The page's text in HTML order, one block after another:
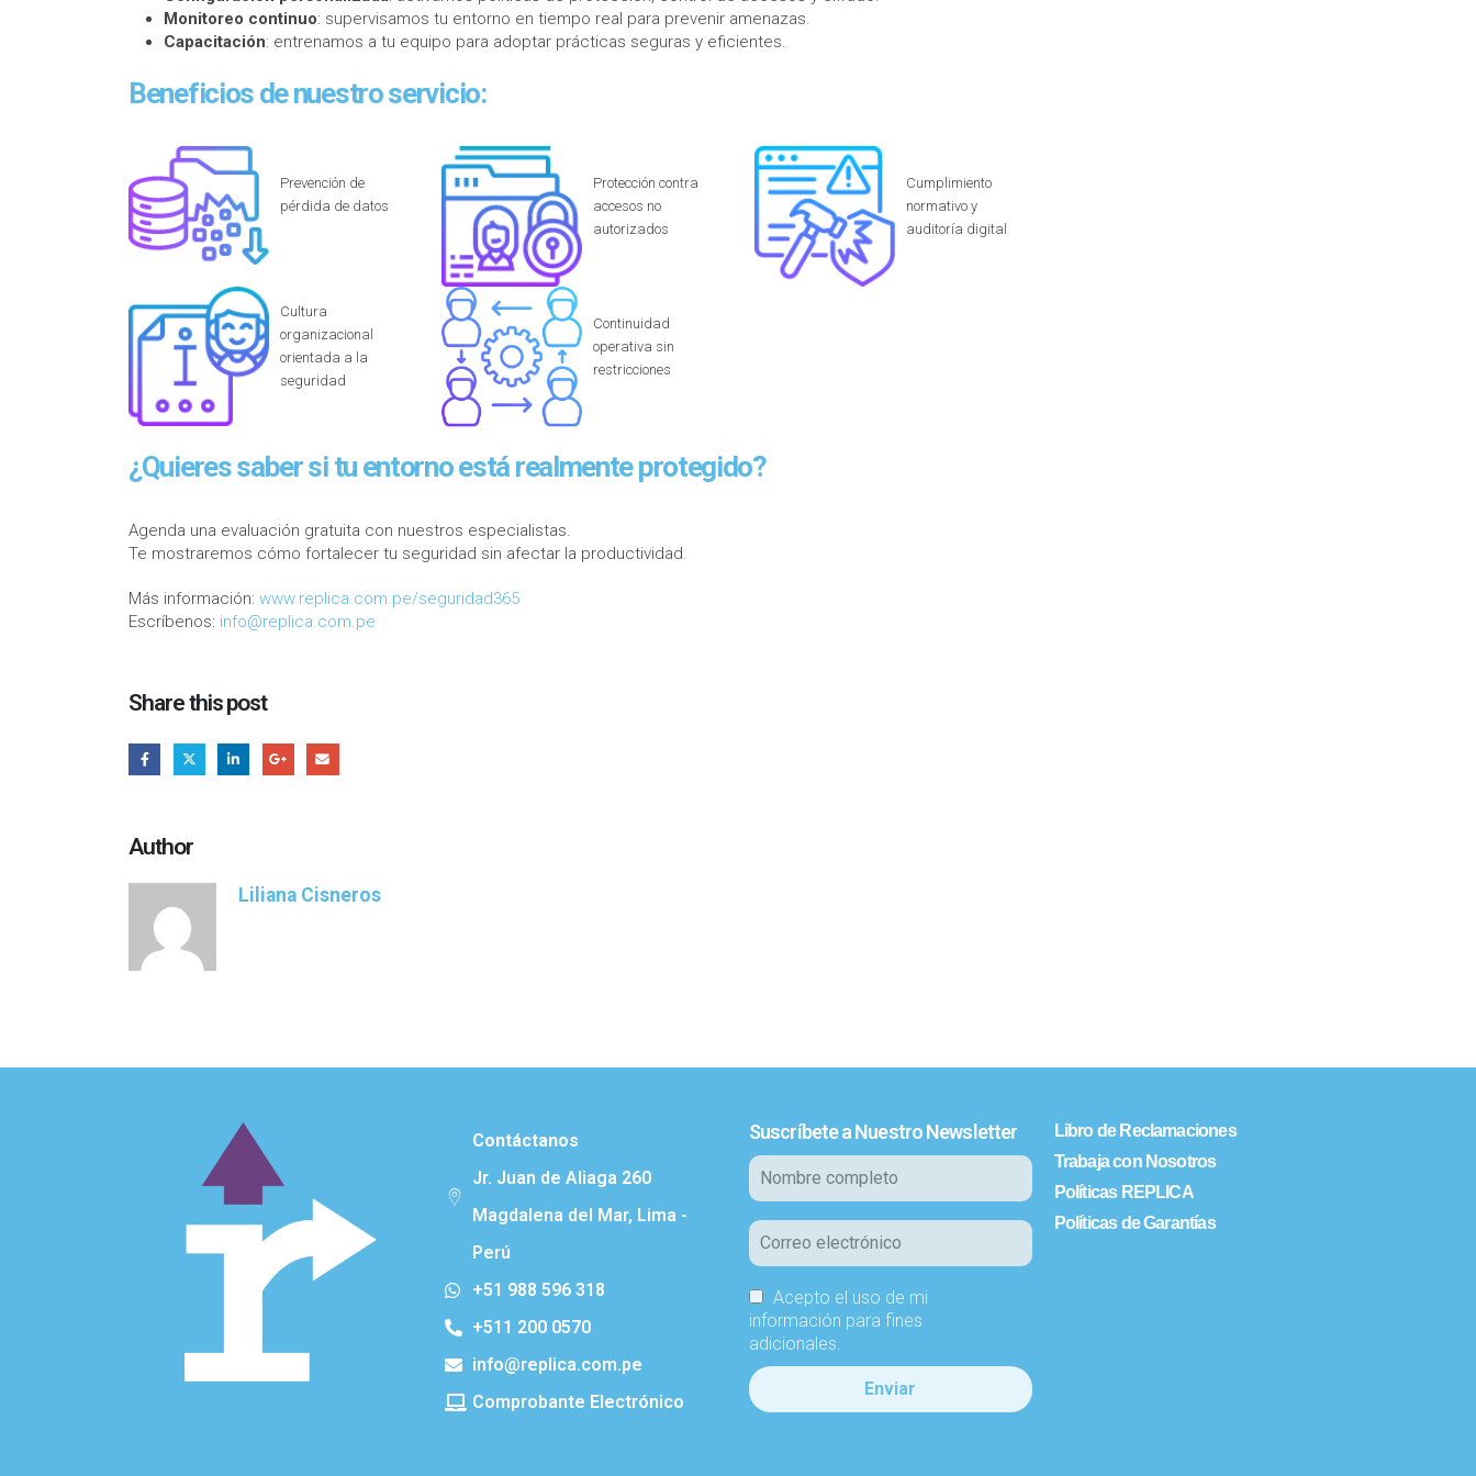
Monitoreo continuo: supervisamos tu entorno en tiempo real para prevenir amenazas.
Capacitación: entrenamos a tu equipo para adoptar prácticas seguras y eficientes.
Beneficios de nuestro servicio:
Prevención de
pérdida de datos
Protección contra
accesos no
autorizados
Cumplimiento
normativo y
auditoría digital
Cultura
organizacional
orientada a la
seguridad
Continuidad
operativa sin
restricciones
¿Quieres saber si tu entorno está realmente protegido?
Agenda una evaluación gratuita con nuestros especialistas.
Te mostraremos cómo fortalecer tu seguridad sin afectar la productividad.
Más información: www.replica.com.pe/seguridad365
Escríbenos: info@replica.com.pe
Share this post
Author
Liliana Cisneros
Contáctanos
Jr. Juan de Aliaga 260
Magdalena del Mar, Lima -
Perú
+51 988 596 318
+511 200 0570
info@replica.com.pe
Comprobante Electrónico
Suscríbete a Nuestro Newsletter
Acepto el uso de mi
información para fines
adicionales.
Libro de Reclamaciones
Trabaja con Nosotros
Políticas REPLICA
Políticas de Garantías